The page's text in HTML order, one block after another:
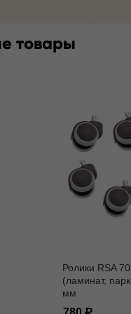
товары
Ролики RSA
(ламинат,
мм